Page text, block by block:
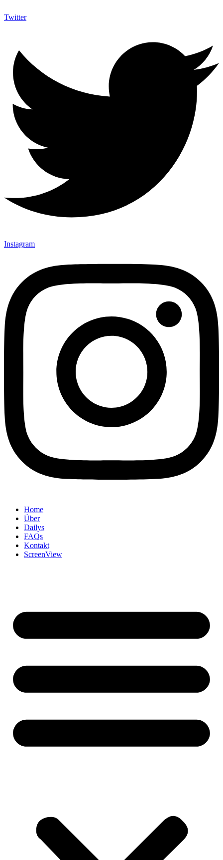
Twitter
Instagram
Home
Über
Dailys
FAQs
Kontakt
ScreenView